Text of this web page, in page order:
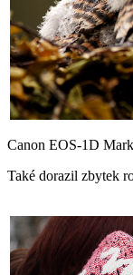
Canon EOS-1D
Také dorazil zbytek